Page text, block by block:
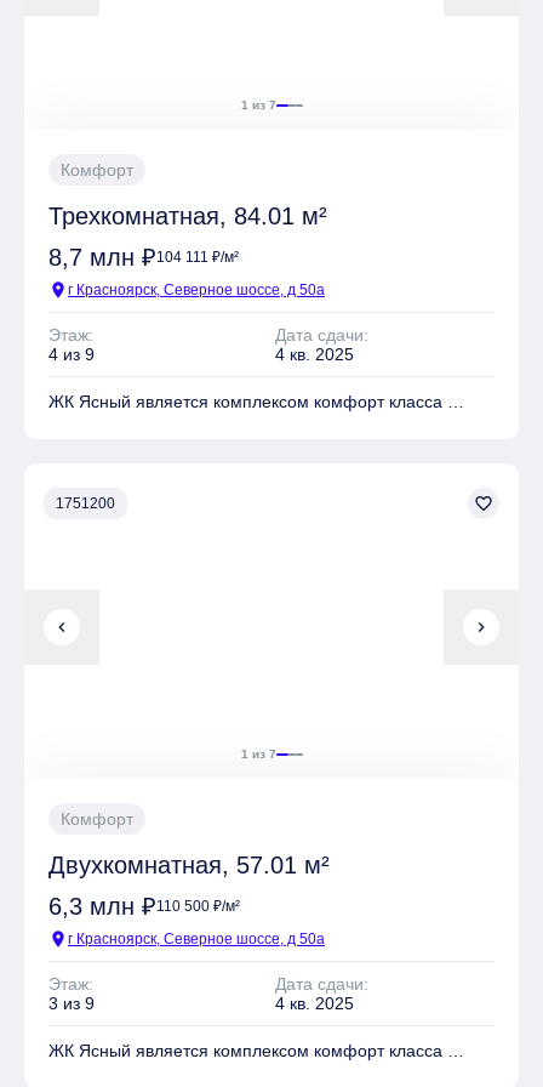
1 из 7
Комфорт
Трехкомнатная, 84.01 м²
8,7 млн ₽104 111 ₽/м²
location_on г Красноярск, Северное шоссе, д 50а
Этаж:
4 из 9
Дата сдачи:
4 кв. 2025
ЖК Ясный является комплексом комфорт класса
для отдыха
Квартиры могут быть приобретены в слующих видах
chevron_left chevron_right
1 из 7
1751200 favorite_border
Комфорт
Двухкомнатная, 57.01 м²
6,3 млн ₽110 500 ₽/м²
location_on г Красноярск, Северное шоссе, д 50а
Этаж:
3 из 9
Дата сдачи:
4 кв. 2025
ЖК Ясный является комплексом комфорт класса